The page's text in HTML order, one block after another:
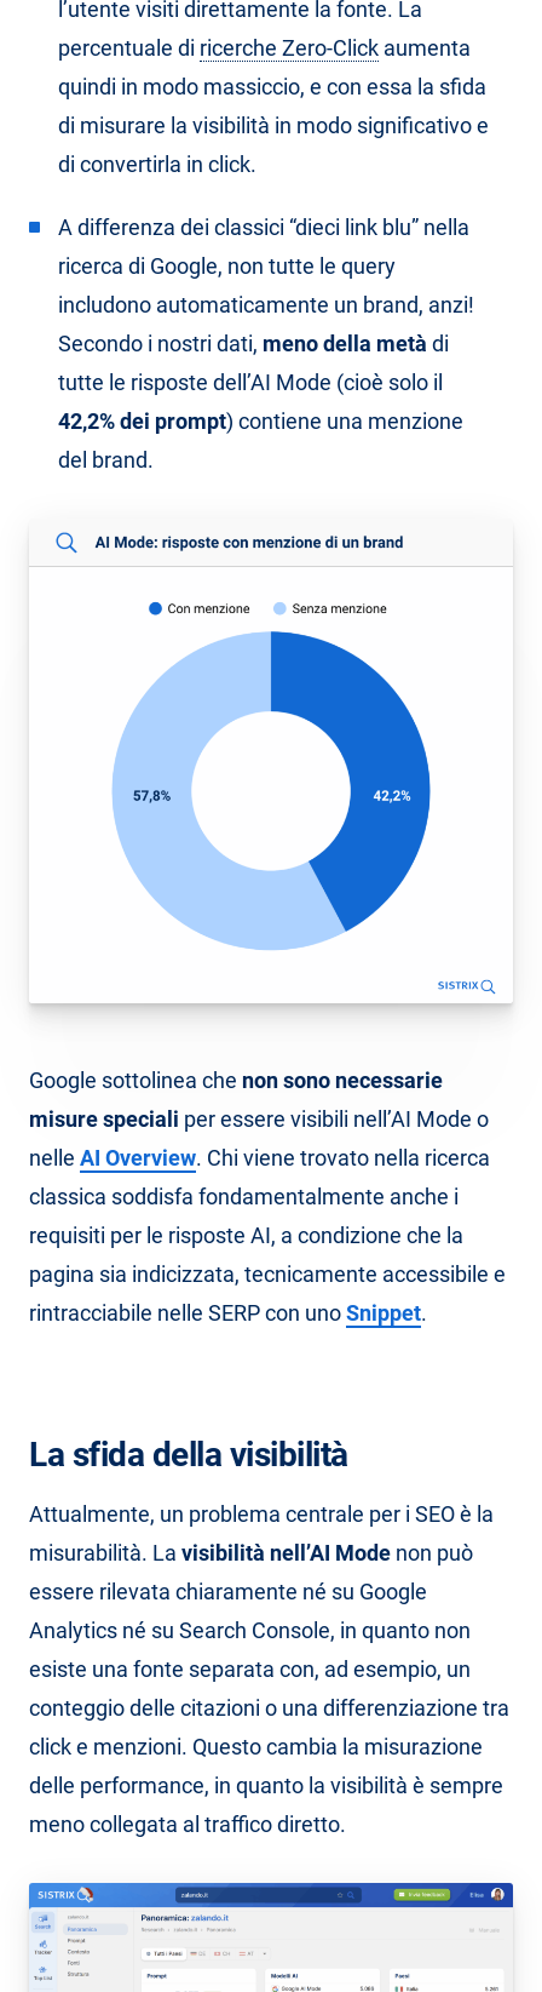
l’utente visiti direttamente la fonte. La
percentuale di ricerche Zero-Click aumenta
quindi in modo massiccio, e con essa la sfida
di misurare la visibilità in modo significativo e
di convertirla in click.
A differenza dei classici “dieci link blu” nella
ricerca di Google, non tutte le query
includono automaticamente un brand, anzi!
Secondo i nostri dati, meno della metà di
tutte le risposte dell’AI Mode (cioè solo il
42,2% dei prompt) contiene una menzione
del brand.
Google sottolinea che non sono necessarie
misure speciali per essere visibili nell’AI Mode o
nelle AI Overview. Chi viene trovato nella ricerca
classica soddisfa fondamentalmente anche i
requisiti per le risposte AI, a condizione che la
pagina sia indicizzata, tecnicamente accessibile e
rintracciabile nelle SERP con unoSnippet.
La sfida della visibilità
Attualmente, un problema centrale per i SEO è la
misurabilità. La visibilità nell’AI Mode non può
essere rilevata chiaramente né su Google
Analytics né su Search Console, in quanto non
esiste una fonte separata con, ad esempio, un
conteggio delle citazioni o una differenziazione tra
click e menzioni. Questo cambia la misurazione
delle performance, in quanto la visibilità è sempre
meno collegata al traffico diretto.